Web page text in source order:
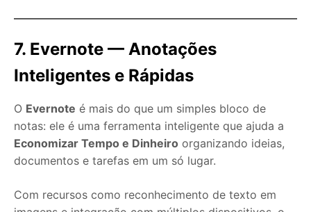
7. Evernote — Anotações
Inteligentes e Rápidas
O Evernote é mais do que um simples bloco de
notas: ele é uma ferramenta inteligente que ajuda a
Economizar Tempo e Dinheiro organizando ideias,
documentos e tarefas em um só lugar.
Com recursos como reconhecimento de texto em